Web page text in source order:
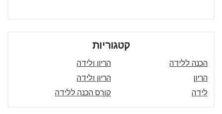
קטגוריות
הכנה ללידה
הריון ולידה
הריון
הריון ולידה
לידה
קורס הכנה ללידה